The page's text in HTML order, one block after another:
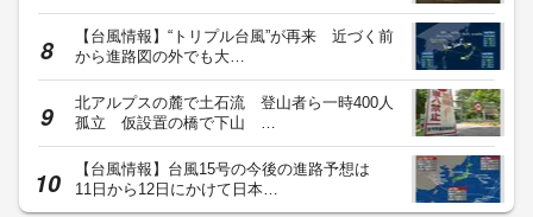
【台風情報】“トリプル台風”が再来 近づく前
から進路図の外でも大…
北アルプスの麓で土石流 登山者ら一時400人
孤立 仮設置の橋で下山 …
【台風情報】台風15号の今後の進路予想は
11日から12日にかけて日本…